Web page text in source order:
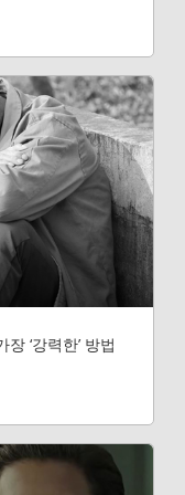
‘강력한’ 방법